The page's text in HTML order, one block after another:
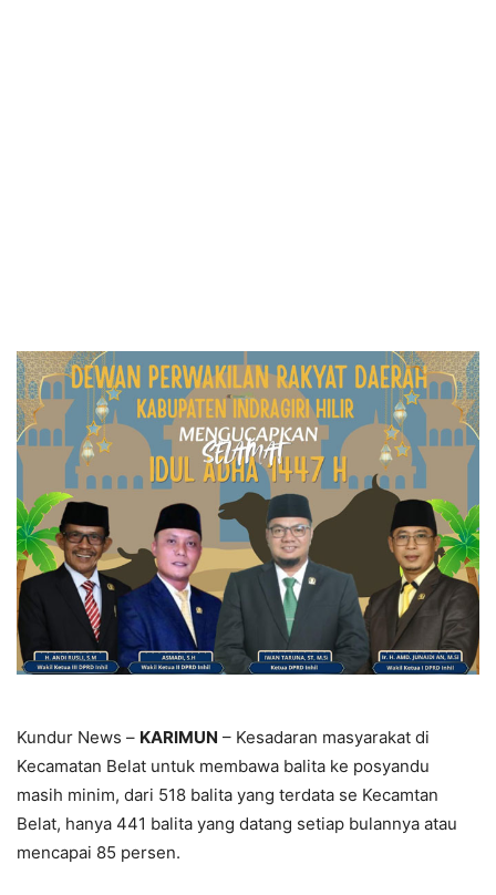
Kundur News – KARIMUN – Kesadaran masyarakat di
Kecamatan Belat untuk membawa balita ke posyandu
masih minim, dari 518 balita yang terdata se Kecamtan
Belat, hanya 441 balita yang datang setiap bulannya atau
mencapai 85 persen.